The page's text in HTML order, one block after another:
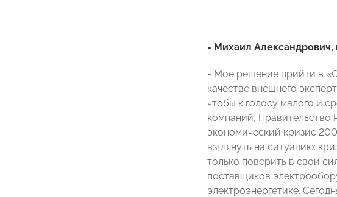
- Михаил
- Мое решение прийти в
качестве внешнего
чтобы к голосу малого и
компаний,
экономический кризис
взглянуть на ситуацию:
только поверить в свои
поставщиков
электроэнергетике.